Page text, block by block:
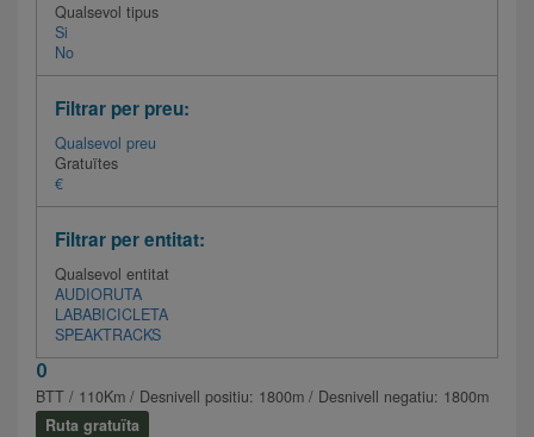
Qualsevol tipus
Si
No
Filtrar per preu:
Qualsevol preu
Gratuïtes
€
Filtrar per entitat:
Qualsevol entitat
AUDIORUTA
LABABICICLETA
SPEAKTRACKS
0
BTT / 110Km / Desnivell positiu: 1800m / Desnivell negatiu: 1800m
Ruta gratuïta